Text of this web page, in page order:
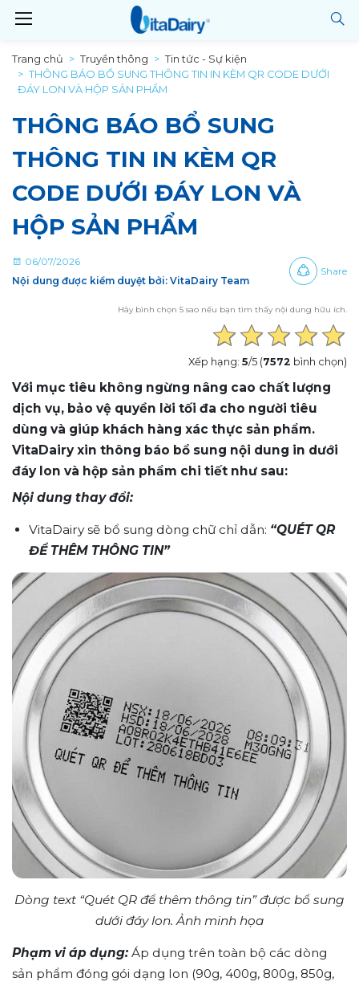
Trang chủ Truyền thông
Tin tức - Sự kiện
THÔNG BÁO BỔ SUNG THÔNG TIN IN KÈM QR CODE DƯỚI
ĐÁY LON VÀ HỘP SẢN PHẨM
THÔNG BÁO BỔ SUNG
THÔNG TIN IN KÈM QR
CODE DƯỚI ĐÁY LON VÀ
HỘP SẢN PHẨM
06/07/2026
Nội dung được kiểm duyệt bởi: VitaDairy Team
Share
Hãy bình chọn 5 sao nếu bạn tìm thấy nội dung hữu ích.
Xếp hạng: 5/5 (7572 bình chọn)
Với mục tiêu không ngừng nâng cao chất lượng
dịch vụ, bảo vệ quyền lời tối đa cho người tiêu
dùng và giúp khách hàng xác thực sản phẩm.
VitaDairy xin thông báo bổ sung nội dung in dưới
đáy lon và hộp sản phẩm chi tiết như sau:
Nội dung thay đổi:
VitaDairy sẽ bổ sung dòng chữ chỉ dẫn: “QUÉT QR
ĐỂ THÊM THÔNG TIN”
Dòng text “Quét QR để thêm thông tin” được bổ sung
dưới đáy lon. Ảnh minh họa
Phạm vi áp dụng: Áp dụng trên toàn bộ các dòng
sản phẩm đóng gói dạng lon (90g, 400g, 800g, 850g,